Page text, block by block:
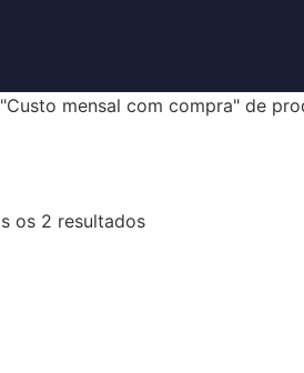
mensal com compra" de
os 2 resultados